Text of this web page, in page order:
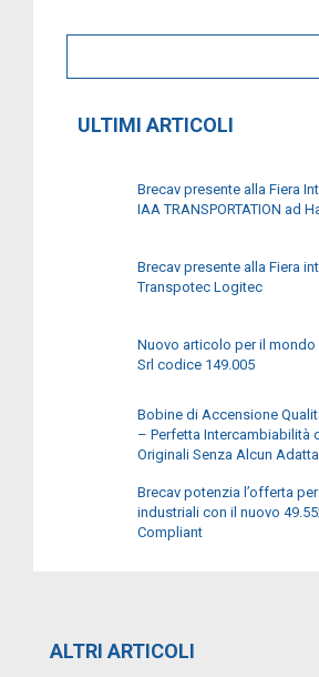
ULTIMI ARTICOLI
Brecav presente alla Fiera
IAA TRANSPORTATION ad
Brecav presente alla Fiera
Transpotec Logitec
Nuovo articolo per il mondo
Srl codice 149.005
Bobine di Accensione
– Perfetta Intercambiabilità
Originali Senza Alcun
Brecav potenzia l’offerta
industriali con il nuovo
Compliant
ALTRI ARTICOLI